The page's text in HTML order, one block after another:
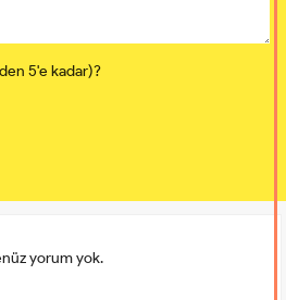
5'e kadar)?
yorum yok.